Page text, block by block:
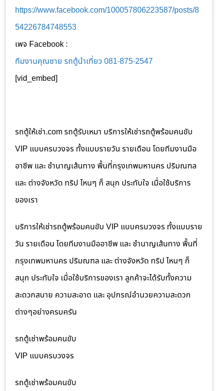
https://www.facebook.com/100057806223587/posts/8
54226784748553
เพจ Facebook :
ทีมงานคุณชาย รถตู้นำเที่ยว 081-875-2547
[vid_embed]
รถตู้ให้เช่า.com รถตู้รับเหมา บริการให้เช่ารถตู้พร้อมคนขับ
VIP แบบครบวงจร ทั้งแบบรายวัน รายเดือน โดยทีมงานมือ
อาชีพ และ ชำนาญเส้นทาง พื้นที่กรุงเทพมหานคร ปริมณฑล
และ ต่างจังหวัด ทริป ไหนๆ ก็ สนุก ประทับใจ เมื่อใช้บริการ
ของเรา
บริการให้เช่ารถตู้พร้อมคนขับ VIP แบบครบวงจร ทั้งแบบราย
วัน รายเดือน โดยทีมงานมืออาชีพ และ ชำนาญเส้นทาง พื้นที่
กรุงเทพมหานคร ปริมณฑล และ ต่างจังหวัด ทริป ไหนๆ ก็
สนุก ประทับใจ เมื่อใช้บริการของเรา ลูกค้าจะได้รับทั้งความ
สะดวกสบาย ความสะอาด และ อุปกรณ์อำนวยความสะดวก
ต่างๆอย่างครบครัน
รถตู้เช่าพร้อมคนขับ
VIP แบบครบวงจร
รถตู้เช่าพร้อมคนขับ